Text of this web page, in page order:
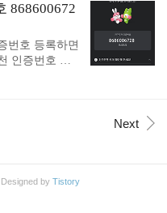
조리와 세척이
는 실리콘이
시 장갑이나
요! 짙은 뚝배
인으로 화이
는 뚝배기예
존재감이
해집니다.솥
868600672
번호 등록하면
인증번호 사
행 친구추천
0.5%p씩 최고
까지만 사용
Next
by Tistory